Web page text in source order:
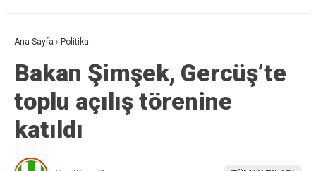
Ana Sayfa › Politika
Bakan Şimşek, Gercüş’te
toplu açılış törenine
katıldı